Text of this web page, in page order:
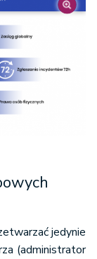
jedynie
(administrator